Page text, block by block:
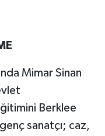
Mimar Sinan
Berklee
sanatçı; caz,